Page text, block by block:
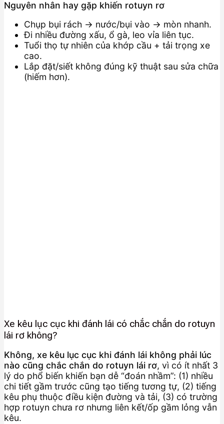
Nguyên nhân hay gặp khiến rotuyn rơ
Chụp bụi rách → nước/bụi vào → mòn nhanh.
Đi nhiều đường xấu, ổ gà, leo vỉa liên tục.
Tuổi thọ tự nhiên của khớp cầu + tải trọng xe
cao.
Lắp đặt/siết không đúng kỹ thuật sau sửa chữa
(hiếm hơn).
Xe kêu lục cục khi đánh lái có chắc chắn do rotuyn
lái rơ không?
Không, xe kêu lục cục khi đánh lái không phải lúc
nào cũng chắc chắn do rotuyn lái rơ, vì có ít nhất 3
lý do phổ biến khiến bạn dễ “đoán nhầm”: (1) nhiều
chi tiết gầm trước cũng tạo tiếng tương tự, (2) tiếng
kêu phụ thuộc điều kiện đường và tải, (3) có trường
hợp rotuyn chưa rơ nhưng liên kết/ốp gầm lỏng vẫn
kêu.